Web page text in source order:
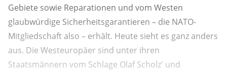
Gebiete sowie Reparationen und vom Westen
glaubwürdige Sicherheitsgarantieren – die NATO-
Mitgliedschaft also – erhält. Heute sieht es ganz anders
aus. Die Westeuropäer sind unter ihren
Staatsmännern vom Schlage Olaf Scholz' und